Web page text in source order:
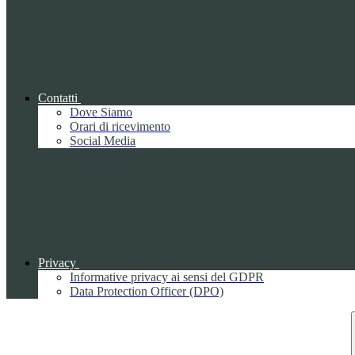
Contatti
Dove Siamo
Orari di ricevimento
Social Media
Privacy
Informative privacy ai sensi del GDPR
Data Protection Officer (DPO)